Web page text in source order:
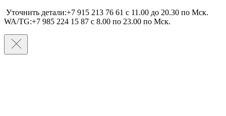
Уточнить детали:+7 915 213 76 61 c 11.00 до 20.30 по Мcк.
WA/TG:+7 985 224 15 87 c 8.00 по 23.00 по Мcк.